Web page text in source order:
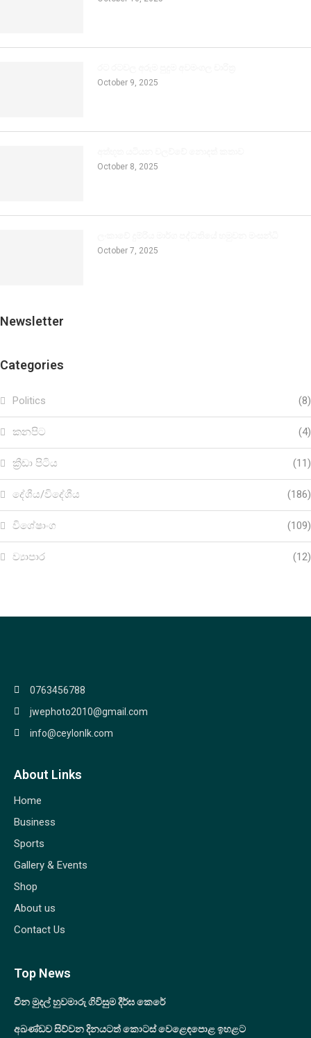
October 9, 2025
October 8, 2025
October 7, 2025
Newsletter
Categories
Politics (8)
කනපිට (4)
ක්‍රීඩා පිටිය (11)
දේශීය/විදේශීය (186)
විශේෂාංග (109)
ව්‍යාපාර (12)
0763456788
jwephoto2010@gmail.com
info@ceylonlk.com
About Links
Home
Business
Sports
Gallery & Events
Shop
About us
Contact Us
Top News
චීන මුදල් හුවමාරු ගිවිසුම දීර්ඝ කෙරේ
අඛණ්ඩව සිව්වන දිනයටත් කොටස් වෙළෙඳපොළ ඉහළට